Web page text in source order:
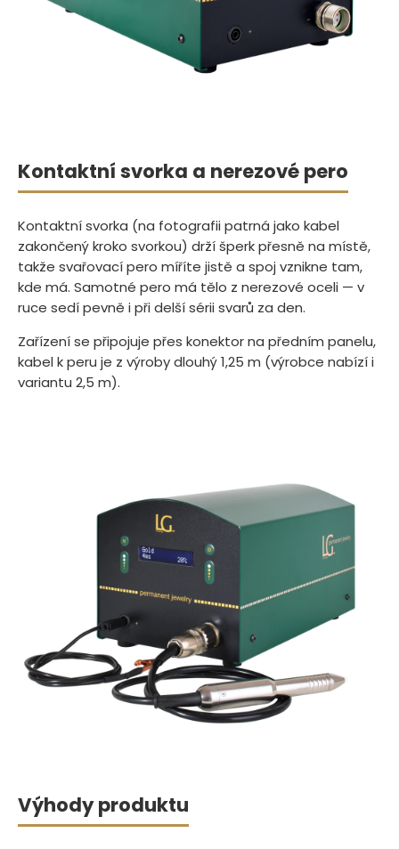
Kontaktní svorka a nerezové pero
Kontaktní svorka (na fotografii patrná jako kabel
zakončený kroko svorkou) drží šperk přesně na místě,
takže svařovací pero míříte jistě a spoj vznikne tam,
kde má. Samotné pero má tělo z nerezové oceli — v
ruce sedí pevně i při delší sérii svarů za den.
Zařízení se připojuje přes konektor na předním panelu,
kabel k peru je z výroby dlouhý 1,25 m (výrobce nabízí i
variantu 2,5 m).
Výhody produktu